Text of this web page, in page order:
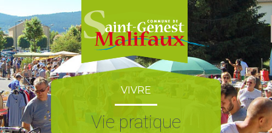
to
content
VIVRE
Vie pratique